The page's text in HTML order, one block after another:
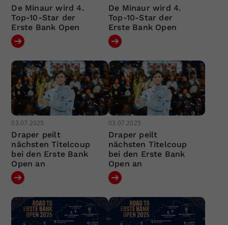
De Minaur wird 4.
Top-10-Star der
Erste Bank Open
De Minaur wird 4.
Top-10-Star der
Erste Bank Open
03.07.2025
Draper peilt
nächsten Titelcoup
bei den Erste Bank
Open an
03.07.2025
Draper peilt
nächsten Titelcoup
bei den Erste Bank
Open an